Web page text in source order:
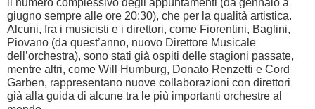
giugno sempre alle ore 20:30), che per la qualità artistica.
Alcuni, fra i musicisti e i direttori, come Fiorentini, Baglini,
Piovano (da quest’anno, nuovo Direttore Musicale
dell’orchestra), sono stati già ospiti delle stagioni passate,
mentre altri, come Will Humburg, Donato Renzetti e Cord
Garben, rappresentano nuove collaborazioni con direttori
già alla guida di alcune tra le più importanti orchestre al